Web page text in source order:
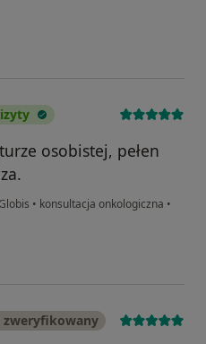
osobistej, pełen
• konsultacja onkologiczna •
zweryfikowany